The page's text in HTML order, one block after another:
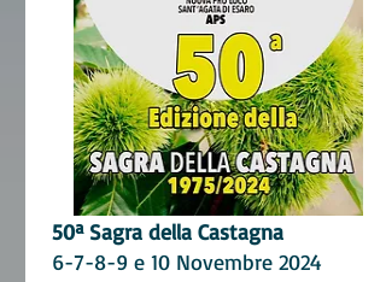
50ª Sagra della Castagna
6-7-8-9 e 10 Novembre 2024